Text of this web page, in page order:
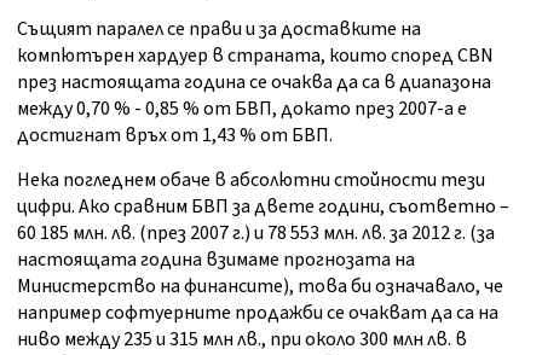
Същият паралел се прави и за доставките на
компютърен хардуер в страната, които според CBN
през настоящата година се очаква да са в диапазона
между 0,70 % - 0,85 % от БВП, докато през 2007-а е
достигнат връх от 1,43 % от БВП.
Нека погледнем обаче в абсолютни стойности тези
цифри. Ако сравним БВП за двете години, съответно –
60 185 млн. лв. (през 2007 г.) и 78 553 млн. лв. за 2012 г. (за
настоящата година взимаме прогнозата на
Министерство на финансите), това би означавало, че
например софтуерните продажби се очакват да са на
ниво между 235 и 315 млн лв., при около 300 млн лв. в